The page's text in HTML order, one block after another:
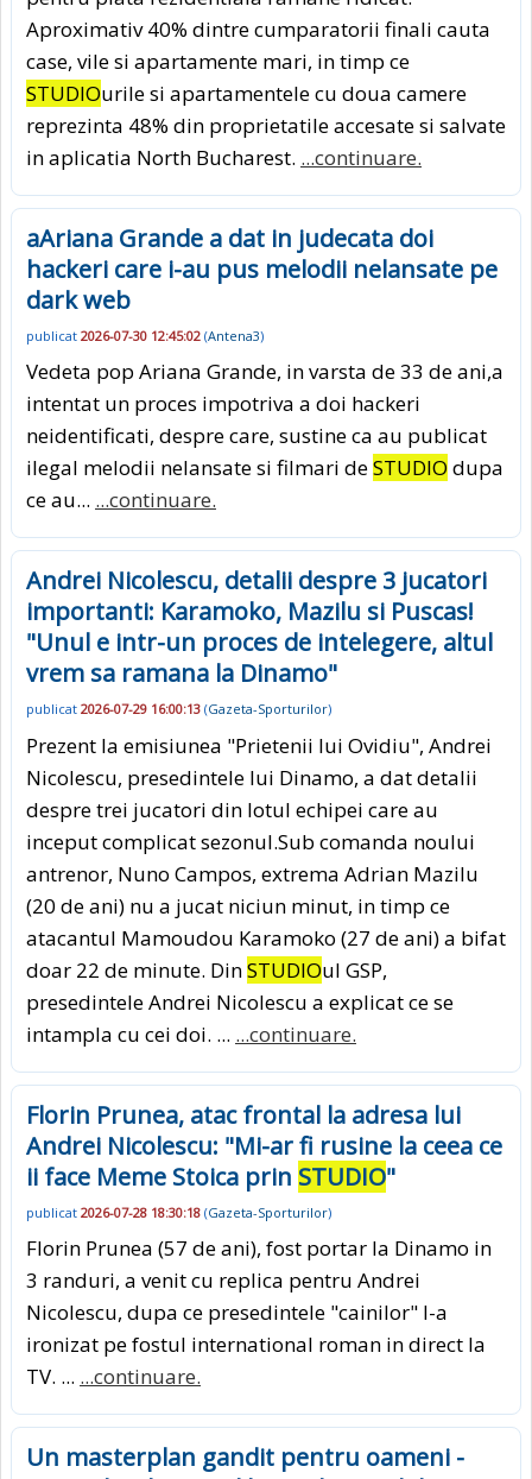
Aproximativ 40% dintre cumparatorii finali cauta
case, vile si apartamente mari, in timp ce
STUDIOurile si apartamentele cu doua camere
reprezinta 48% din proprietatile accesate si salvate
in aplicatia North Bucharest. ...continuare.
aAriana Grande a dat in judecata doi
hackeri care i-au pus melodii nelansate pe
dark web
publicat 2026-07-30 12:45:02 (Antena3)
Vedeta pop Ariana Grande, in varsta de 33 de ani,a
intentat un proces impotriva a doi hackeri
neidentificati, despre care, sustine ca au publicat
ilegal melodii nelansate si filmari deSTUDIO dupa
ce au... ...continuare.
Andrei Nicolescu, detalii despre 3 jucatori
importanti: Karamoko, Mazilu si Puscas!
"Unul e intr-un proces de intelegere, altul
vrem sa ramana la Dinamo"
publicat 2026-07-29 16:00:13 (Gazeta-Sporturilor)
Prezent la emisiunea "Prietenii lui Ovidiu", Andrei
Nicolescu, presedintele lui Dinamo, a dat detalii
despre trei jucatori din lotul echipei care au
inceput complicat sezonul.Sub comanda noului
antrenor, Nuno Campos, extrema Adrian Mazilu
(20 de ani) nu a jucat niciun minut, in timp ce
atacantul Mamoudou Karamoko (27 de ani) a bifat
doar 22 de minute. DinSTUDIOul GSP,
presedintele Andrei Nicolescu a explicat ce se
intampla cu cei doi. ... ...continuare.
Florin Prunea, atac frontal la adresa lui
Andrei Nicolescu: "Mi-ar fi rusine la ceea ce
ii face Meme Stoica prin STUDIO"
publicat 2026-07-28 18:30:18 (Gazeta-Sporturilor)
Florin Prunea (57 de ani), fost portar la Dinamo in
3 randuri, a venit cu replica pentru Andrei
Nicolescu, dupa ce presedintele "cainilor" l-a
ironizat pe fostul international roman in direct la
TV. ... ...continuare.
Un masterplan gandit pentru oameni -